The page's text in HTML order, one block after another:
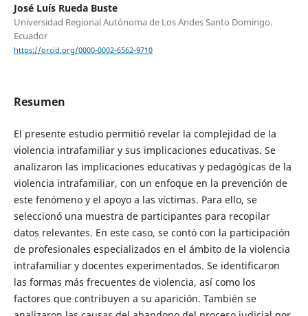
José Luís Rueda Buste
Universidad Regional Autónoma de Los Andes Santo Domingo.
Ecuador
https://orcid.org/0000-0002-6562-9710
Resumen
El presente estudio permitió revelar la complejidad de la
violencia intrafamiliar y sus implicaciones educativas. Se
analizaron las implicaciones educativas y pedagógicas de la
violencia intrafamiliar, con un enfoque en la prevención de
este fenómeno y el apoyo a las víctimas. Para ello, se
seleccionó una muestra de participantes para recopilar
datos relevantes. En este caso, se contó con la participación
de profesionales especializados en el ámbito de la violencia
intrafamiliar y docentes experimentados. Se identificaron
las formas más frecuentes de violencia, así como los
factores que contribuyen a su aparición. También se